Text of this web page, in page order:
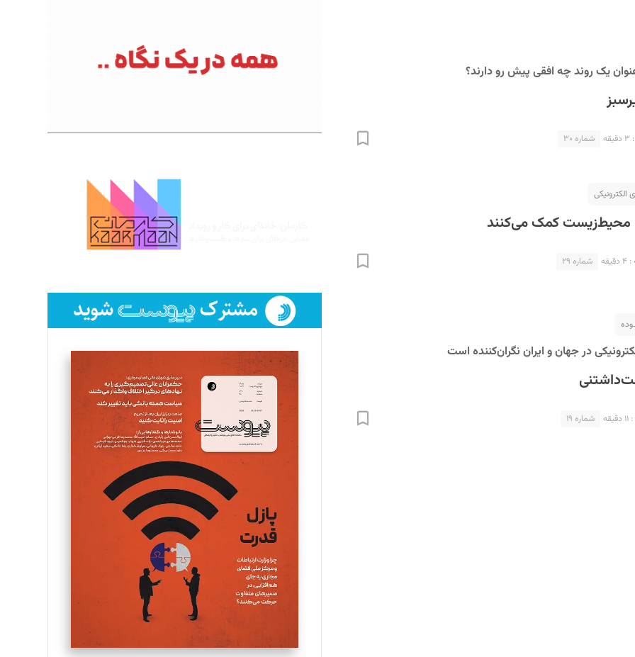
یک روند چه افقی پیش رو دارند؟
شماره ۳۰
الکترونیکی
محیط‌زیست کمک می‌کنند
شماره ۲۹
در جهان و ایران نگران‌کننده است
شماره ۱۹